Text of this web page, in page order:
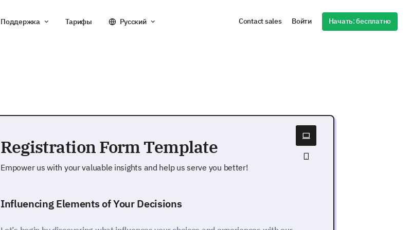
Поддержка Тарифы Русский Contact sales Войти Начать: бесплатно
Registration Form Template
Empower us with your valuable insights and help us serve you better!
Influencing Elements of Your Decisions